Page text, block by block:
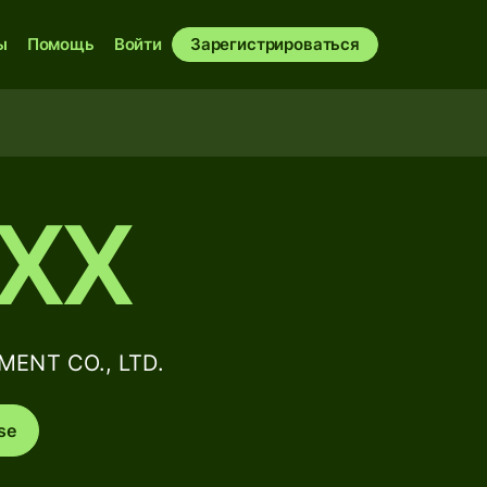
Помощь Войти Зарегистрироваться
CO., LTD.